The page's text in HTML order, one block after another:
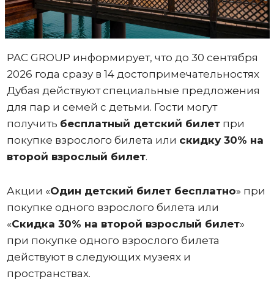
PAC GROUP информирует, что до 30 сентября
2026 года сразу в 14 достопримечательностях
Дубая действуют специальные предложения
для пар и семей с детьми. Гости могут
получить бесплатный детский билетпри
покупке взрослого билета или скидку 30% на
второй взрослый билет.
Акции «Один детский билет бесплатно» при
покупке одного взрослого билета или
«Скидка 30% на второй взрослый билет»
при покупке одного взрослого билета
действуют в следующих музеях и
пространствах.